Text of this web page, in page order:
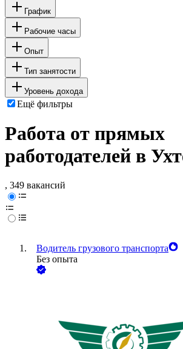
График
Рабочие часы
Опыт
Тип занятости
Уровень дохода
Ещё фильтры
Работа от прямых
работодателей в
, 349 вакансий
Водитель грузового транспорта
Без опыта